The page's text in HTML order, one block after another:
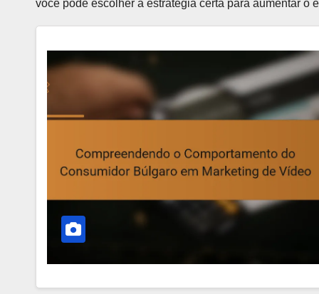
você pode escolher a estratégia certa para aumentar o